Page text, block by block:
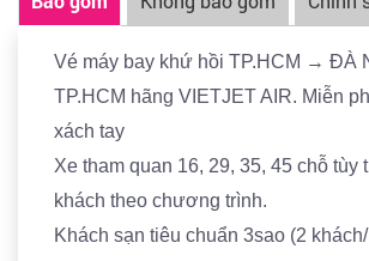
LEO NÚI SỐ 2đi qua lâu đài mặt
này có tổng chiều dài 430m sẽ
chuyến du ngoạn không gian kỳ vĩ
ĐỈNH NÚI CHÚA
dừng lại ởGA HANG RỒNG, mở ra
khám phá xứ sở cổ tích diệu kỳ tại
TRĂNG
Vé máy bay khứ hồi TP.HCM → ĐÀ
TP.HCM hãng VIETJET AIR. Miễn
xách tay
Xe tham quan 16, 29, 35, 45 chỗ tùy
khách theo chương trình.
Khách sạn tiêu chuẩn 3sao (2